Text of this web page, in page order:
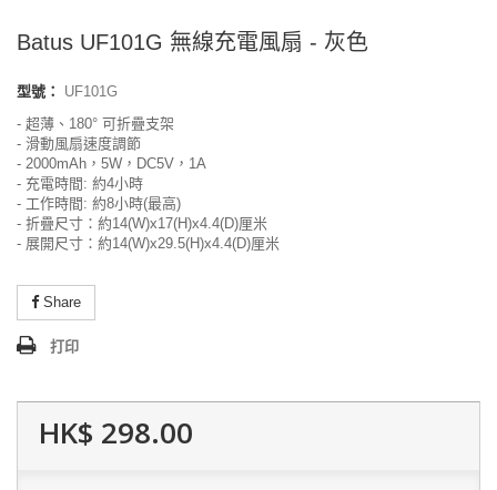
Batus UF101G 無線充電風扇 - 灰色
型號：
UF101G
- 超薄、180° 可折疊支架
- 滑動風扇速度調節
- 2000mAh，5W，DC5V，1A
- 充電時間: 約4小時
- 工作時間: 約8小時(最高)
- 折疊尺寸： 約14(W)x17(H)x4.4(D)厘米
- 展開尺寸： 約14(W)x29.5(H)x4.4(D)厘米
Share
打印
HK$ 298.00